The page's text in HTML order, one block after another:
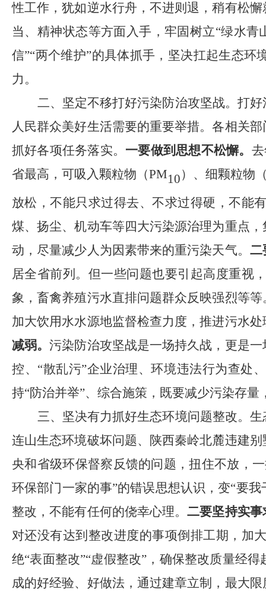
性工作，犹如逆水行舟，不进则退，稍有松
当、精神状态等方面入手，牢固树立“绿水青
信”“两个维护”的具体抓手，坚决扛起生态
力。
二、坚定不移打好污染防治攻坚战。 打好
人民群众美好生活需要的重要举措。各相关
抓好各项任务落实。 一要做到思想不松懈。
省最高，可吸入颗粒物 （PM10） 、细颗粒物
放松，不能只求过得去、不求过得硬，不能
煤、扬尘、机动车等四大污染源治理为重点
动，尽量减少人为因素带来的重污染天气。 二
居全省前列。但一些问题也要引起高度重视
象，畜禽养殖污水直排问题群众反映强烈等
加大饮用水水源地监督检查力度，推进污水
减弱。污染防治攻坚战是一场持久战，更是
控、 “散乱污”企业治理、环境违法行为查处
持“防治并举”、综合施策，既要减少污染存
三、坚决有力抓好生态环境问题整改。生
连山生态环境破坏问题、陕西秦岭北麓违建
央和省级环保督察反馈的问题，扭住不放，
环保部门一家的事”的错误思想认识，变“要
整改，不能有任何的侥幸心理。二要坚持实事
对还没有达到整改进度的事项倒排工期，加
绝“表面整改”“虚假整改”，确保整改质量经得
成的好经验、好做法，通过建章立制，最大